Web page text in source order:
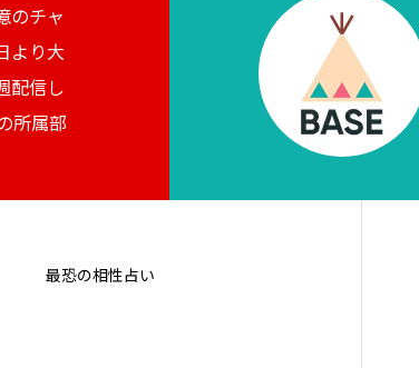
のチャ
より大
配信し
所属部
最恐の相性占い